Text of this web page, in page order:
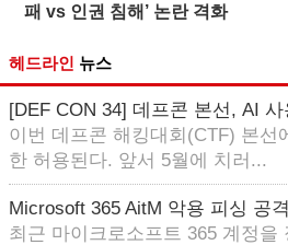
패 vs 인권 침해’ 논란 격화
헤드라인 뉴스
[DEF CON 34] 데프콘 본선, AI
이번 데프콘 해킹대회(CTF) 본선
한 허용된다. 앞서 5월에 치러...
Microsoft 365 AitM 악용 피싱 공
최근 마이크로소프트 365 계정을